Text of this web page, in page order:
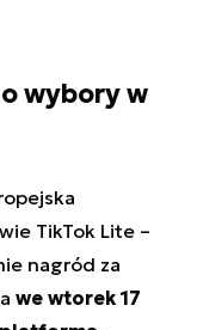
wybory w
TikTok Lite –
nagród za
we wtorek 17